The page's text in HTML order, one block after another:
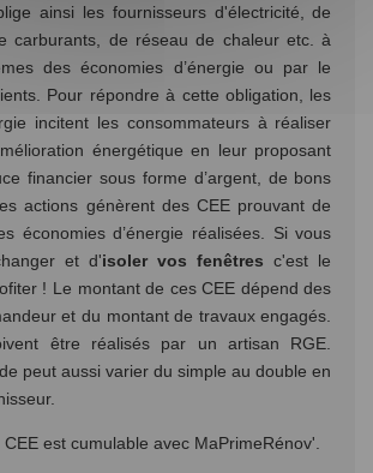
ainsi les fournisseurs d'électricité, de
carburants, de réseau de chaleur etc. à
des économies d’énergie ou par le
Pour répondre à cette obligation, les
incitent les consommateurs à réaliser
énergétique en leur proposant
financier sous forme d’argent, de bons
actions génèrent des CEE prouvant de
économies d’énergie réalisées. Si vous
et d'isoler vos fenêtres c'est le
! Le montant de ces CEE dépend des
et du montant de travaux engagés.
être réalisés par un artisan RGE.
peut aussi varier du simple au double en
est cumulable avec MaPrimeRénov'.